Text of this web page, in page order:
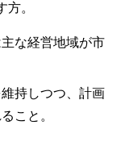
。
な経営地域が市
持しつつ、計画
こと。